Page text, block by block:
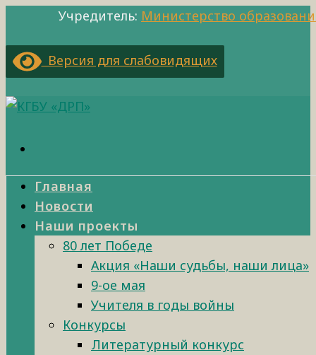
Учредитель: Министерство
Версия для слабовидящих
Главная
Новости
Наши проекты
80 лет Победе
Акция «Наши судьбы, наши лица»
9-ое мая
Учителя в годы войны
Конкурсы
Литературный конкурс